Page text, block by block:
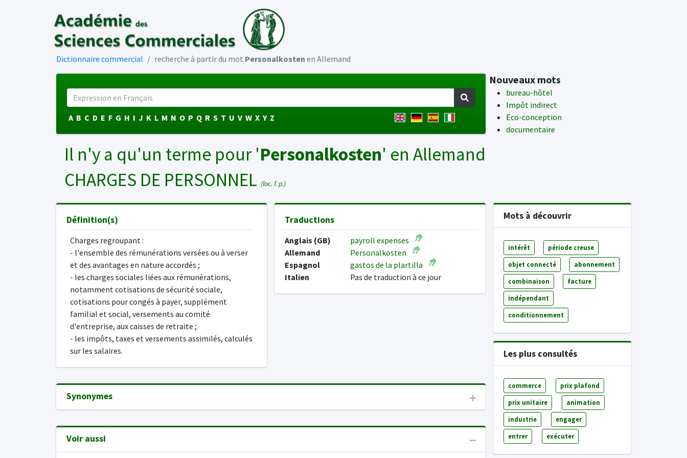
Dictionnaire commercial recherche à partir du mot Personalkosten en Allemand
A B C D E F G H I J K L M N O P Q R S T U V W X Y Z
Nouveaux mots
bureau-hôtel
Impôt indirect
Eco-conception
documentaire
Il n'y a qu'un terme pour 'Personalkosten' en Allemand
CHARGES DE PERSONNEL (loc. f. p.)
Définition(s)
Charges regroupant :
- l'ensemble des rémunérations versées ou à verser
et des avantages en nature accordés ;
- les charges sociales liées aux rémunérations,
notamment cotisations de sécurité sociale,
cotisations pour congés à payer, supplément
familial et social, versements au comité
d'entreprise, aux caisses de retraite ;
- les impôts, taxes et versements assimilés, calculés
sur les salaires.
Traductions
Anglais (GB)
payroll expenses
Allemand
Personalkosten
Espagnol
gastos de la plartilla
Italien
Pas de traduction à ce jour
Synonymes
Voir aussi
Mots à découvrir
intérêt période creuse
objet connecté abonnement
combinaison facture
indépendant
conditionnement
Les plus consultés
commerce prix plafond
prix unitaire animation
industrie engager
entrer exécuter